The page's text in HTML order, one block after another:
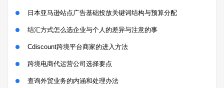
日本亚马逊站点广告基础投放关键词结构与预算分配
结汇方式怎么选企业与个人的差异与注意的事
Cdiscount跨境平台商家的进入方法
跨境电商代运营公司选择要点
查询外贸业务的内涵和处理办法